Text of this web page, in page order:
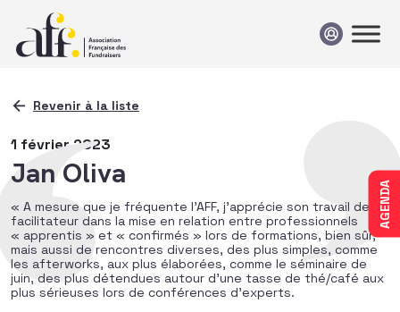
AGENDA
Revenir à la liste
1 février 2023
Jan Oliva
« A mesure que je fréquente l’AFF, j’apprécie son travail de
facilitateur dans la mise en relation entre professionnels
« apprentis » et « confirmés » lors de formations, bien sûr,
mais aussi de rencontres diverses, des plus simples, comme
les afterworks, aux plus élaborées, comme le séminaire de
juin, des plus détendues autour d’une tasse de thé/café aux
plus sérieuses lors de conférences d’experts.